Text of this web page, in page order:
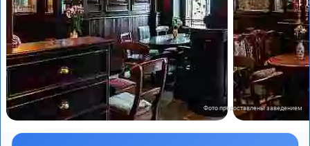
Фото предоставлены заведением